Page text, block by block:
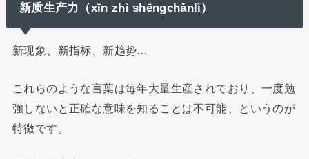
新质生产力（xīn zhì shēngchǎnlì）
新现象、新指标、新趋势…
これらのような言葉は毎年大量生産されており、一度勉
強しないと正確な意味を知ることは不可能、というのが
特徴です。